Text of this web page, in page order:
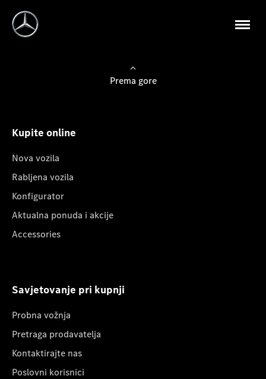
Prema gore
Kupite online
Nova vozila
Rabljena vozila
Konfigurator
Aktualna ponuda i akcije
Accessories
Savjetovanje pri kupnji
Probna vožnja
Pretraga prodavatelja
Kontaktirajte nas
Poslovni korisnici